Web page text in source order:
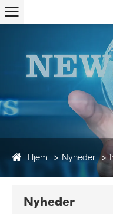
Hjem Nyheder
Nyheder